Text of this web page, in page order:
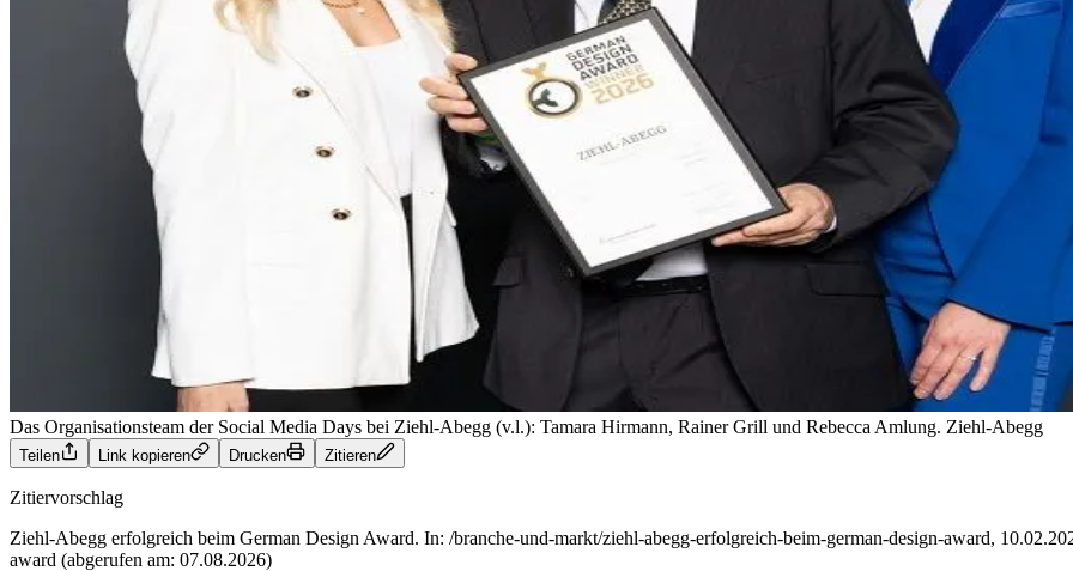
Das Organisationsteam der Social Media Days bei Ziehl-Abegg (v.l.): Tamara Hirmann, Rainer Grill und Rebecca Amlung. Ziehl-Abegg
Teilen Link kopieren Drucken Zitieren
Zitiervorschlag
Ziehl-Abegg erfolgreich beim German Design Award. In: /branche-und-markt/ziehl-abegg-erfolgreich-beim-german-design-award,
award (abgerufen am: 07.08.2026)